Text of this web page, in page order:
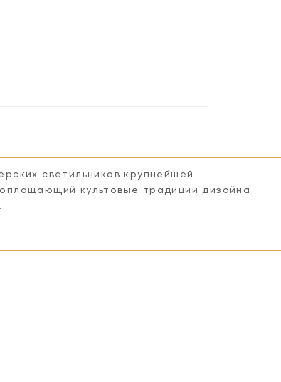
светильников крупнейшей
культовые традиции дизайна